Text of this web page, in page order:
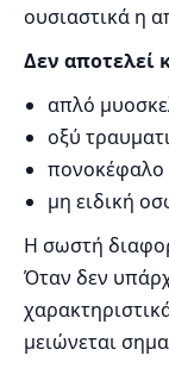
ουσιαστικά η
Δεν αποτελεί
απλό
οξύ
πονοκέφαλο
μη ειδική
Η σωστή
Όταν δεν
μειώνεται